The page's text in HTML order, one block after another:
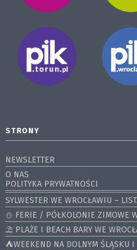
STRONY
NEWSLETTER
O NAS
POLITYKA PRYWATNOŚCI
SYLWESTER WE WROCŁAWIU –
⛄️ FERIE / PÓŁKOLONIE ZIMOWE
⛱️ PLAŻE I BEACH BARY WE
⛺️WEEKEND NA DOLNYM ŚLĄSKU I